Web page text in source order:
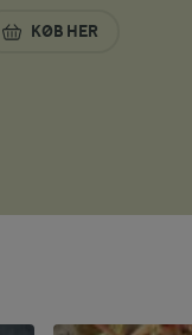
KØB HER
GNIST 33% 170 G